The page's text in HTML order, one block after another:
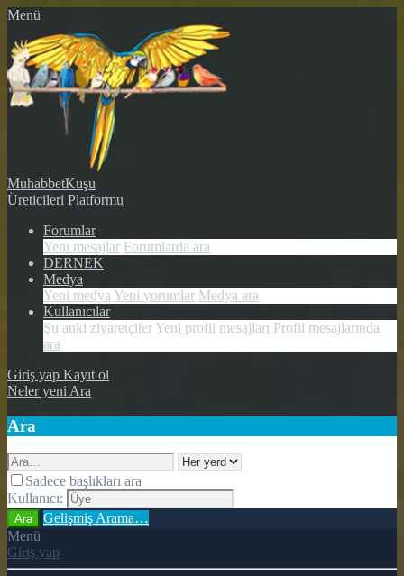
Menü
MuhabbetKuşu
Üreticileri Platformu
Forumlar
Yeni mesajlar Forumlarda ara
DERNEK
Medya
Yeni medya Yeni yorumlar Medya ara
Kullanıcılar
Şu anki ziyaretçilerYeni profil mesajları Profil mesajlarında
ara
Giriş yap Kayıt ol
Neler yeni Ara
Ara
Sadece başlıkları ara
Kullanıcı:
Ara
Gelişmiş Arama…
Menü
Giriş yap